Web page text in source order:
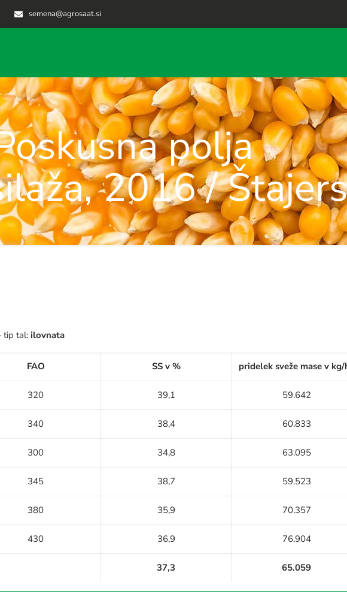
semena@agrosaat.si
polja
2016 /
tip tal: ilovnata
FAO SS v % pridelek sveže mase v kg/
320 39,1 59.642
340 38,4 60.833
300 34,8 63.095
345 38,7 59.523
380 35,9 70.357
430 36,9 76.904
37,3 65.059